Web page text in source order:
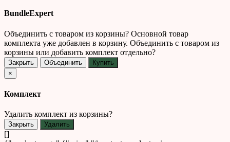
BundleExpert
Объединить с товаром из корзины? Основной товар
комплекта уже добавлен в корзину. Объединить с товаром из
корзины или добавить комплект отдельно?
Закрыть Объединить
Купить
×
Комплект
Удалить комплект из корзины?
Закрыть Удалить
[]